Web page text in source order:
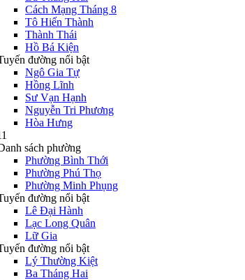
Cách Mạng Tháng 8
Tô Hiến Thành
Thành Thái
Hồ Bá Kiện
đường nổi bật
Ngô Gia Tự
Hồng Lĩnh
Sư Vạn Hạnh
Nguyễn Tri Phương
Hòa Hưng
sách phường
Phường Bình Thới
Phường Phú Thọ
Phường Minh Phụng
đường nổi bật
Lê Đại Hành
Lạc Long Quân
Lữ Gia
đường nổi bật
Lý Thường Kiệt
Ba Tháng Hai